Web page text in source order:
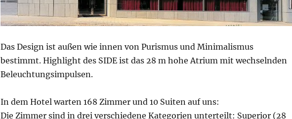
Das Design ist außen wie innen von Purismus und Minimalismus
bestimmt. Highlight des SIDE ist das 28 m hohe Atrium mit wechselnden
Beleuchtungsimpulsen.
In dem Hotel warten 168 Zimmer und 10 Suiten auf uns:
Die Zimmer sind in drei verschiedene Kategorien unterteilt: Superior (28